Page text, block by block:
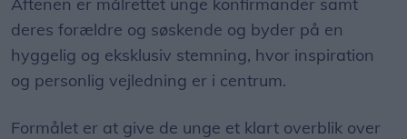
deres forældre og søskende og byder på en
hyggelig og eksklusiv stemning, hvor inspiration
og personlig vejledning er i centrum.
Formålet er at give de unge et klart overblik over